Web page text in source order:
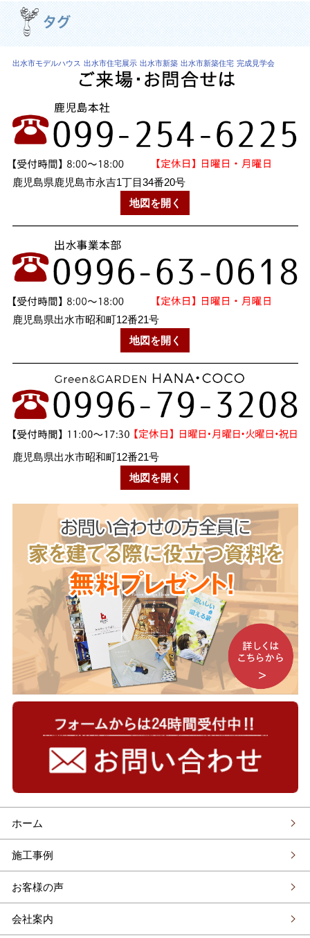
出水市モデルハウス 出水市住宅展示 出水市新築 出水市新築住宅 完成見学会
鹿児島県鹿児島市永吉1丁目34番20号
地図を開く
鹿児島県出水市昭和町12番21号
地図を開く
鹿児島県出水市昭和町12番21号
地図を開く
ホーム
施工事例
お客様の声
会社案内